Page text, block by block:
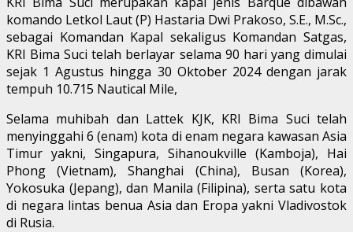
komando Letkol Laut (P) Hastaria Dwi Prakoso, S.E., M.Sc.,
sebagai Komandan Kapal sekaligus Komandan Satgas,
KRI Bima Suci telah berlayar selama 90 hari yang dimulai
sejak 1 Agustus hingga 30 Oktober 2024 dengan jarak
tempuh 10.715 Nautical Mile,
Selama muhibah dan Lattek KJK, KRI Bima Suci telah
menyinggahi 6 (enam) kota di enam negara kawasan Asia
Timur yakni, Singapura, Sihanoukville (Kamboja), Hai
Phong (Vietnam), Shanghai (China), Busan (Korea),
Yokosuka (Jepang), dan Manila (Filipina), serta satu kota
di negara lintas benua Asia dan Eropa yakni Vladivostok
di Rusia.